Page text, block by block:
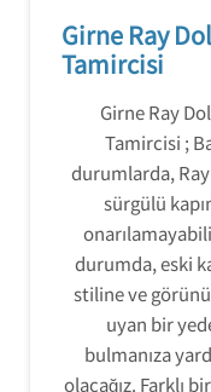
Girne Ray
Tamircisi
Girne Ray
Tamircisi ;
durumlarda,
sürgülü
durumda, eski
stiline ve
uyan bir
bulmanıza
olacağız. Farklı